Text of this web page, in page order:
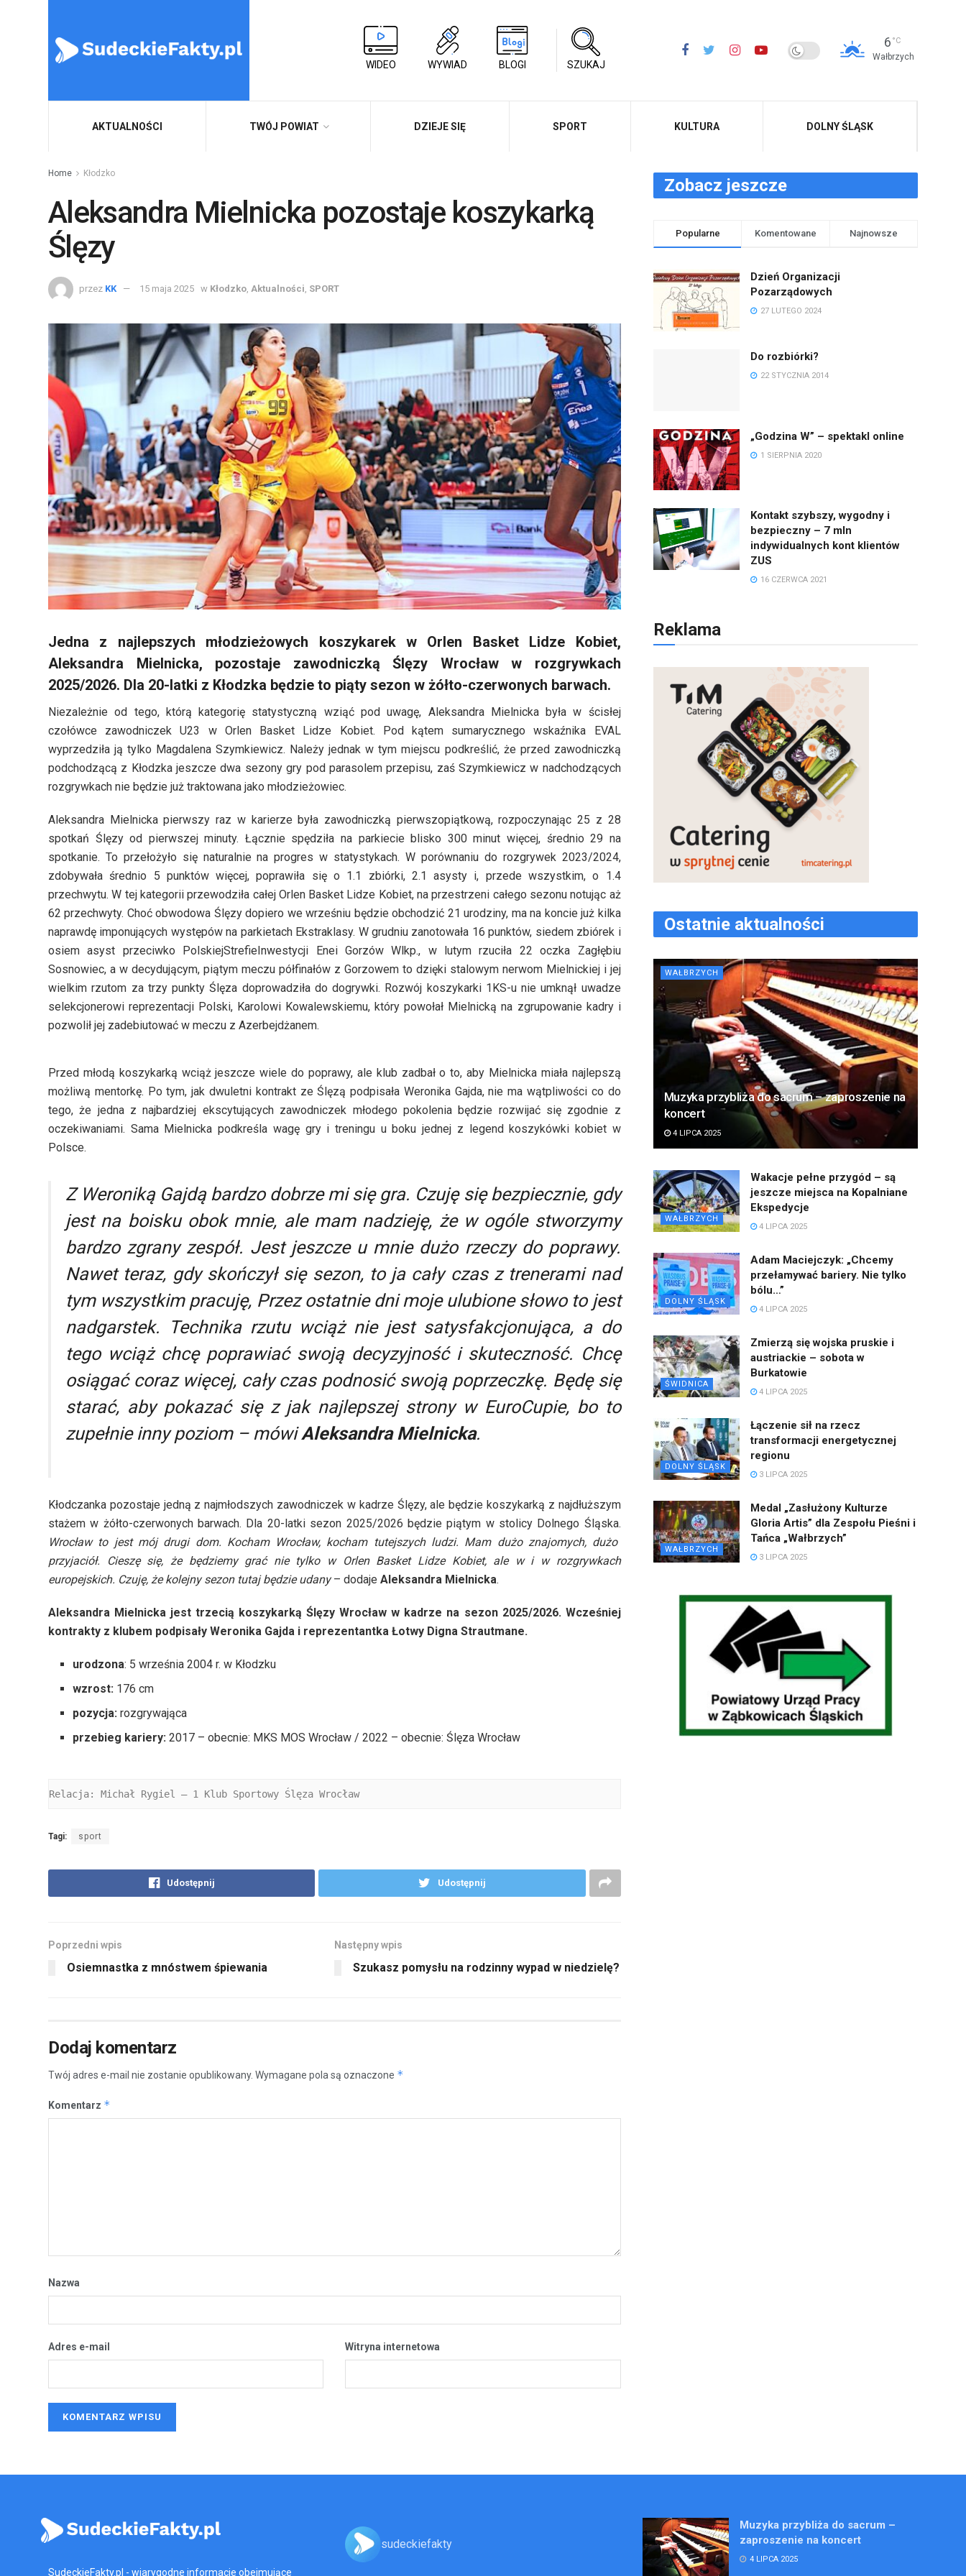
WIDEO WYWIAD BLOGI SZUKAJ
6 °C
Wałbrzych
AKTUALNOŚCI TWÓJ POWIAT DZIEJE SIĘ SPORT KULTURA DOLNY ŚLĄSK
Home Kłodzko
Aleksandra Mielnicka pozostaje koszykarką
Ślęzy
przez KK 15 maja 2025 w Kłodzko Aktualności SPORT
Jedna z najlepszych młodzieżowych koszykarek w Orlen Basket Lidze Kobiet,
Aleksandra Mielnicka, pozostaje zawodniczką Ślęzy Wrocław w rozgrywkach
2025/2026. Dla 20-latki z Kłodzka będzie to piąty sezon w żółto-czerwonych barwach.
Niezależnie od tego, którą kategorię statystyczną wziąć pod uwagę, Aleksandra Mielnicka była w ścisłej
czołówce zawodniczek U23 w Orlen Basket Lidze Kobiet. Pod kątem sumarycznego wskaźnika EVAL
wyprzedziła ją tylko Magdalena Szymkiewicz. Należy jednak w tym miejscu podkreślić, że przed zawodniczką
podchodzącą z Kłodzka jeszcze dwa sezony gry pod parasolem przepisu, zaś Szymkiewicz w nadchodzących
rozgrywkach nie będzie już traktowana jako młodzieżowiec.
Aleksandra Mielnicka pierwszy raz w karierze była zawodniczką pierwszopiątkową, rozpoczynając 25 z 28
spotkań Ślęzy od pierwszej minuty. Łącznie spędziła na parkiecie blisko 300 minut więcej, średnio 29 na
spotkanie. To przełożyło się naturalnie na progres w statystykach. W porównaniu do rozgrywek 2023/2024,
zdobywała średnio 5 punktów więcej, poprawiła się o 1.1 zbiórki, 2.1 asysty i, przede wszystkim, o 1.4
przechwytu. W tej kategorii przewodziła całej Orlen Basket Lidze Kobiet, na przestrzeni całego sezonu notując aż
62 przechwyty. Choć obwodowa Ślęzy dopiero we wrześniu będzie obchodzić 21 urodziny, ma na koncie już kilka
naprawdę imponujących występów na parkietach Ekstraklasy. W grudniu zanotowała 16 punktów, siedem zbiórek i
osiem asyst przeciwko PolskiejStrefieInwestycji Enei Gorzów Wlkp., w lutym rzuciła 22 oczka Zagłębiu
Sosnowiec, a w decydującym, piątym meczu półfinałów z Gorzowem to dzięki stalowym nerwom Mielnickiej i jej
wielkim rzutom za trzy punkty Ślęza doprowadziła do dogrywki. Rozwój koszykarki 1KS-u nie umknął uwadze
selekcjonerowi reprezentacji Polski, Karolowi Kowalewskiemu, który powołał Mielnicką na zgrupowanie kadry i
pozwolił jej zadebiutować w meczu z Azerbejdżanem.
Przed młodą koszykarką wciąż jeszcze wiele do poprawy, ale klub zadbał o to, aby Mielnicka miała najlepszą
możliwą mentorkę. Po tym, jak dwuletni kontrakt ze Ślęzą podpisała Weronika Gajda, nie ma wątpliwości co do
tego, że jedna z najbardziej ekscytujących zawodniczek młodego pokolenia będzie rozwijać się zgodnie z
oczekiwaniami. Sama Mielnicka podkreśla wagę gry i treningu u boku jednej z legend koszykówki kobiet w
Polsce.
Z Weroniką Gajdą bardzo dobrze mi się gra. Czuję się bezpiecznie, gdy
jest na boisku obok mnie, ale mam nadzieję, że w ogóle stworzymy
bardzo zgrany zespół. Jest jeszcze u mnie dużo rzeczy do poprawy.
Nawet teraz, gdy skończył się sezon, to ja cały czas z trenerami nad
tym wszystkim pracuję, Przez ostatnie dni moje ulubione słowo to jest
nadgarstek. Technika rzutu wciąż nie jest satysfakcjonująca, a do
tego wciąż chcę poprawiać swoją decyzyjność i skuteczność. Chcę
osiągać coraz więcej, cały czas podnosić swoją poprzeczkę. Będę się
starać, aby pokazać się z jak najlepszej strony w EuroCupie, bo to
zupełnie inny poziom – mówiAleksandra Mielnicka.
Kłodczanka pozostaje jedną z najmłodszych zawodniczek w kadrze Ślęzy, ale będzie koszykarką z najdłuższym
stażem w żółto-czerwonych barwach. Dla 20-latki sezon 2025/2026 będzie piątym w stolicy Dolnego Śląska.
Wrocław to jest mój drugi dom. Kocham Wrocław, kocham tutejszych ludzi. Mam dużo znajomych, dużo
przyjaciół. Cieszę się, że będziemy grać nie tylko w Orlen Basket Lidze Kobiet, ale w i w rozgrywkach
europejskich. Czuję, że kolejny sezon tutaj będzie udany– dodaje Aleksandra Mielnicka.
Aleksandra Mielnicka jest trzecią koszykarką Ślęzy Wrocław w kadrze na sezon 2025/2026. Wcześniej
kontrakty z klubem podpisały Weronika Gajda i reprezentantka Łotwy Digna Strautmane.
urodzona: 5 września 2004 r. w Kłodzku
wzrost: 176 cm
pozycja:rozgrywająca
przebieg kariery: 2017 – obecnie: MKS MOS Wrocław / 2022 – obecnie: Ślęza Wrocław
Relacja: Michał Rygiel – 1 Klub Sportowy Ślęza Wrocław
Tagi: sport
Udostępnij Udostępnij
Poprzedni wpis
Osiemnastka z mnóstwem śpiewania
Następny wpis
Szukasz pomysłu na rodzinny wypad w niedzielę?
Dodaj komentarz
Twój adres e-mail nie zostanie opublikowany. Wymagane pola są oznaczone *
Komentarz *
Nazwa
Adres e-mail Witryna internetowa
Zobacz jeszcze
Popularne Komentowane Najnowsze
Dzień Organizacji
Pozarządowych
27 LUTEGO 2024
Do rozbiórki?
22 STYCZNIA 2014
„Godzina W” – spektakl online
1 SIERPNIA 2020
Kontakt szybszy, wygodny i
bezpieczny – 7 mln
indywidualnych kont klientów
ZUS
16 CZERWCA 2021
Reklama
Ostatnie aktualności
WAŁBRZYCH
Muzyka przybliża do sacrum – zaproszenie na
koncert
4 LIPCA 2025
WAŁBRZYCH
Wakacje pełne przygód – są
jeszcze miejsca na Kopalniane
Ekspedycje
4 LIPCA 2025
DOLNY ŚLĄSK
Adam Maciejczyk: „Chcemy
przełamywać bariery. Nie tylko
bólu…”
4 LIPCA 2025
ŚWIDNICA
Zmierzą się wojska pruskie i
austriackie – sobota w
Burkatowie
4 LIPCA 2025
DOLNY ŚLĄSK
Łączenie sił na rzecz
transformacji energetycznej
regionu
3 LIPCA 2025
WAŁBRZYCH
Medal „Zasłużony Kulturze
Gloria Artis” dla Zespołu Pieśni i
Tańca „Wałbrzych”
3 LIPCA 2025
SudeckieFakty.pl - wiarygodne informacje obejmujące
sudeckiefakty
Muzyka przybliża do sacrum –
zaproszenie na koncert
4 LIPCA 2025